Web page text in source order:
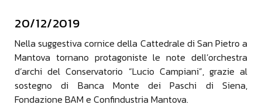
FONDAZIONE
EVENTI E STORIE
DOMANDA CONTRIBUTI
COMUNICAZIONE
DONAZIONI
20/12/2019
Nella suggestiva cornice della Cattedrale di San Pietro a
Mantova tornano protagoniste le note dell’orchestra
d’archi del Conservatorio “Lucio Campiani”, grazie al
sostegno di Banca Monte dei Paschi di Siena,
Fondazione BAM e Confindustria Mantova.